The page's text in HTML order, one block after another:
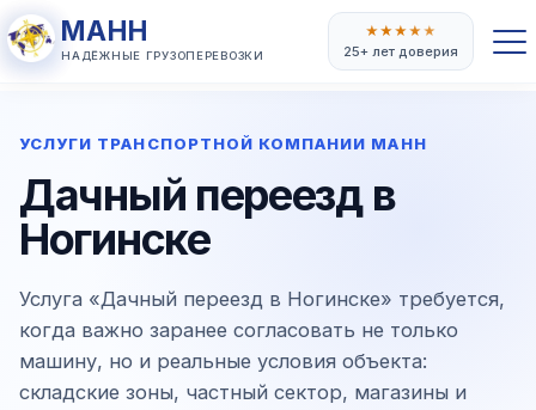
МАНН
НАДЁЖНЫЕ ГРУЗОПЕРЕВОЗКИ
★★★★★
25+ лет доверия
УСЛУГИ ТРАНСПОРТНОЙ КОМПАНИИ МАНН
Дачный переезд в
Ногинске
Услуга «Дачный переезд в Ногинске» требуется,
когда важно заранее согласовать не только
машину, но и реальные условия объекта:
складские зоны, частный сектор, магазины и